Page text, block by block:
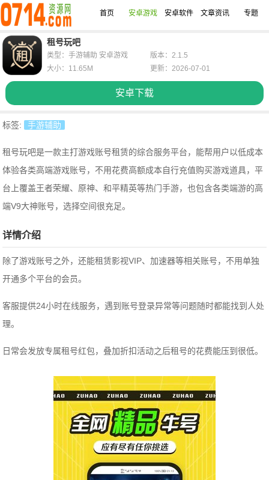
首页 安卓游戏 安卓软件 文章资讯 专题
租号玩吧
安卓下载
类型：手游辅助 安卓游戏
版本：2.1.5
大小：11.65M
更新：2026-07-01
标签: 手游辅助
租号玩吧是一款主打游戏账号租赁的综合服务平台，能帮用户以低成本
体验各类高端游戏账号，不用花费高额成本自行充值购买游戏道具，平
台上覆盖王者荣耀、原神、和平精英等热门手游，也包含各类端游的高
端V9大神账号，选择空间很充足。
详情介绍
除了游戏账号之外，还能租赁影视VIP、加速器等相关账号，不用单独
开通多个平台的会员。
客服提供24小时在线服务，遇到账号登录异常等问题随时都能找到人处
理。
日常会发放专属租号红包，叠加折扣活动之后租号的花费能压到很低。